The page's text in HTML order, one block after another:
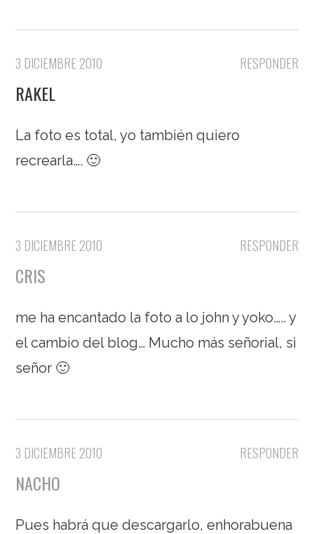
RESPONDER
3 DICIEMBRE 2010
RAKEL
La foto es total, yo también quiero
recrearla…. 🙂
RESPONDER
3 DICIEMBRE 2010
CRIS
me ha encantado la foto a lo john y yoko….. y
el cambio del blog… Mucho más señorial, si
señor 🙂
RESPONDER
3 DICIEMBRE 2010
NACHO
Pues habrá que descargarlo, enhorabuena